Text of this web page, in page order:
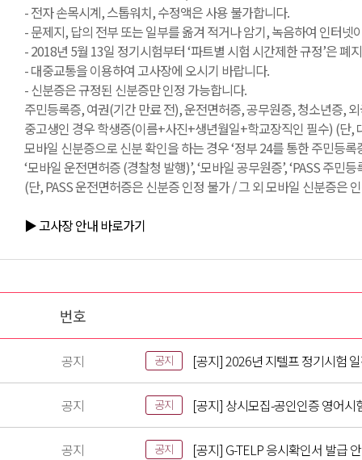
- 전자 손목시계, 스톱워치, 수정액은 사용 불가합니다.
- 문제지, 답의 전부 또는 일부를 옮겨 적거나 암기, 녹음하여 인터
- 2018년 5월 13일 정기시험부터 ‘파트별 시험 시간제한 규정’은
- 대중교통을 이용하여 고사장에 오시기 바랍니다.
- 신분증은 규정된 신분증만 인정 가능합니다.
주민등록증, 여권(기간 만료 전), 운전면허증, 공무원증, 청소년증,
중고생인 경우 학생증(이름+사진+생년월일+학교장직인 필수) (단,
모바일 신분증으로 신분 확인을 하는 경우 ‘정부 24를 통한 주민등록
‘모바일 운전면허증 (경찰청 발행)’, ‘모바일 공무원증’, ‘PASS 주민
(단, PASS 운전면허증은 신분증 인정 불가 / 그 외 모바일 신분증은
▶ 고사장 안내 바로가기
번호
공지 공지 [공지] 2026년 지텔프 정기시험
공지 공지 [공지] 상시모집-공인인증 영어시
공지 공지 [공지] G-TELP 응시확인서 발급